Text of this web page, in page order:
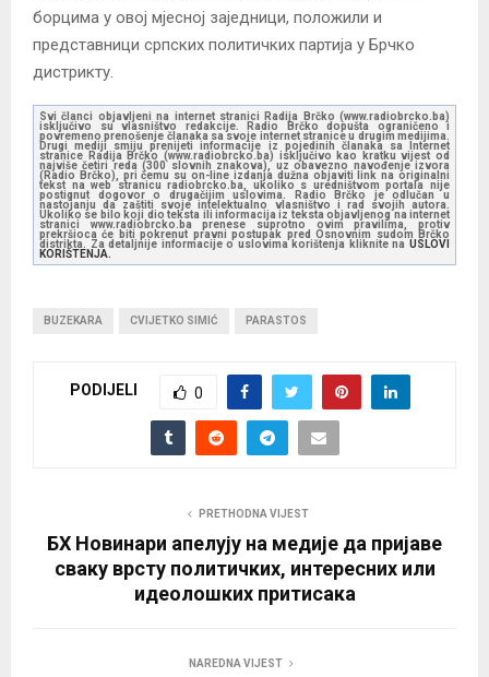
борцима у овој мјесној заједници, положили и
представници српских политичких партија у Брчко
дистрикту.
Svi članci objavljeni na internet stranici Radija Brčko (www.radiobrcko.ba)
isključivo su vlasništvo redakcije. Radio Brčko dopušta ograničeno i
povremeno prenošenje članaka sa svoje internet stranice u drugim medijima.
Drugi mediji smiju prenijeti informacije iz pojedinih članaka sa Internet
stranice Radija Brčko (www.radiobrcko.ba) isključivo kao kratku vijest od
najviše četiri reda (300 slovnih znakova), uz obavezno navođenje izvora
(Radio Brčko), pri čemu su on-line izdanja dužna objaviti link na originalni
tekst na web stranicu radiobrcko.ba, ukoliko s uredništvom portala nije
postignut dogovor o drugačijim uslovima. Radio Brčko je odlučan u
nastojanju da zaštiti svoje intelektualno vlasništvo i rad svojih autora.
Ukoliko se bilo koji dio teksta ili informacija iz teksta objavljenog na internet
stranici www.radiobrcko.ba prenese suprotno ovim pravilima, protiv
prekršioca će biti pokrenut pravni postupak pred Osnovnim sudom Brčko
distrikta. Za detaljnije informacije o uslovima korištenja kliknite na USLOVI
KORIŠTENJA.
BUZEKARA CVIJETKO SIMIĆ PARASTOS
PODIJELI 0
PRETHODNA VIJEST
БХ Новинари апелују на медије да пријаве
сваку врсту политичких, интересних или
идеолошких притисака
NAREDNA VIJEST